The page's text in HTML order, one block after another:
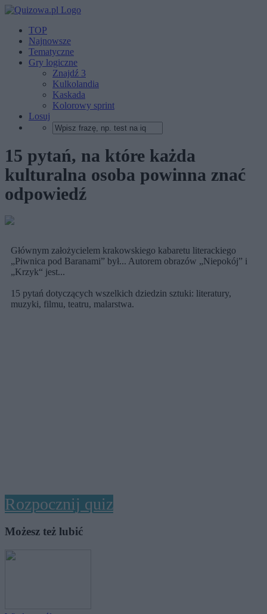
TOP
Najnowsze
Tematyczne
Gry logiczne
Znajdź 3
Kulkolandia
Kaskada
Kolorowy sprint
Losuj
15 pytań, na które każda
kulturalna osoba powinna znać
odpowiedź
Głównym założycielem krakowskiego kabaretu literackiego
„Piwnica pod Baranami” był... Autorem obrazów „Niepokój” i
„Krzyk“ jest...
15 pytań dotyczących wszelkich dziedzin sztuki: literatury,
muzyki, filmu, teatru, malarstwa.
Rozpocznij quiz
Możesz też lubić